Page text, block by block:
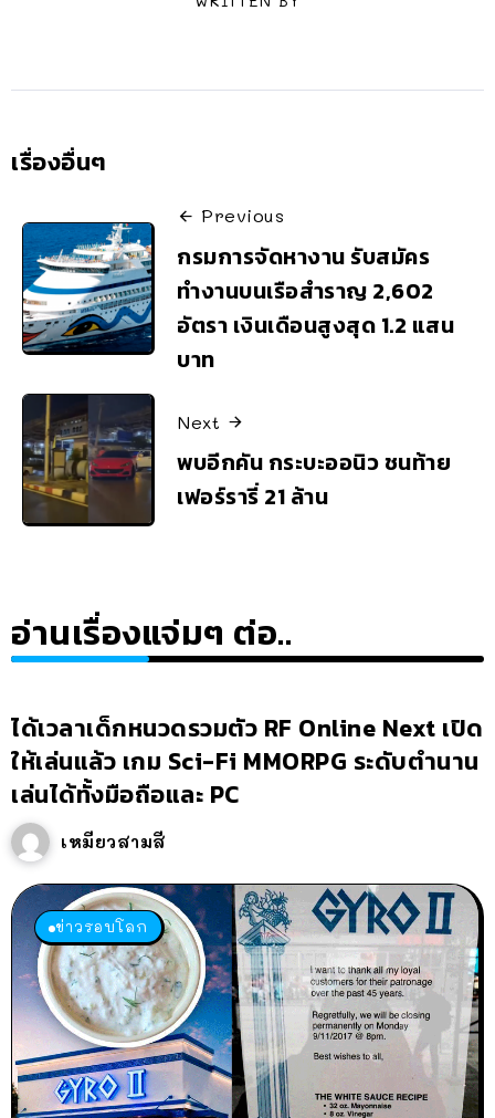
เรื่องอื่นๆ
Previous
กรมการจัดหางาน รับสมัคร
ทำงานบนเรือสำราญ 2,602
อัตรา เงินเดือนสูงสุด 1.2 แสน
บาท
Next
พบอีกคัน กระบะออนิว ชนท้าย
เฟอร์รารี่ 21 ล้าน
อ่านเรื่องแจ่มๆ ต่อ..
ได้เวลาเด็กหนวดรวมตัว RF Online Next เปิด
ให้เล่นแล้ว เกม Sci-Fi MMORPG ระดับตำนาน
เล่นได้ทั้งมือถือและ PC
เหมียวสามสี
ข่าวรอบโลก